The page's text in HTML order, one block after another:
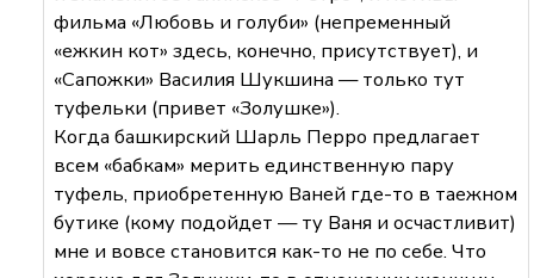
фильма «Любовь и голуби» (непременный
«ежкин кот» здесь, конечно, присутствует), и
«Сапожки» Василия Шукшина — только тут
туфельки (привет «Золушке»).
Когда башкирский Шарль Перро предлагает
всем «бабкам» мерить единственную пару
туфель, приобретенную Ваней где-то в таежном
бутике (кому подойдет — ту Ваня и осчастливит)
мне и вовсе становится как-то не по себе. Что